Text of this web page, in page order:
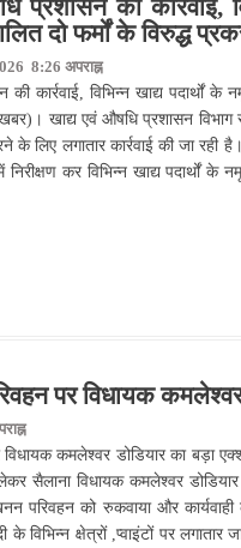
प्रशासन की कार्रवाई,
दो फर्मों के विरुद्ध
8:26 अपराह्न
कार्रवाई, विभिन्न खाद्य पदार्थों के
खाद्य एवं औषधि प्रशासन विभाग
के लिए लगातार कार्रवाई की जा रही
कर विभिन्न खाद्य पदार्थों के
पर विधायक
कमलेश्वर डोडियार का बड़ा
सैलाना विधायक कमलेश्वर डोडियार
परिवहन को रुकवाया और कार्यवाही
के विभिन्न क्षेत्रों ,प्वाइंटों पर